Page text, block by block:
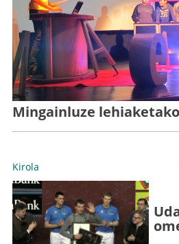
Mingainluze
Kirola